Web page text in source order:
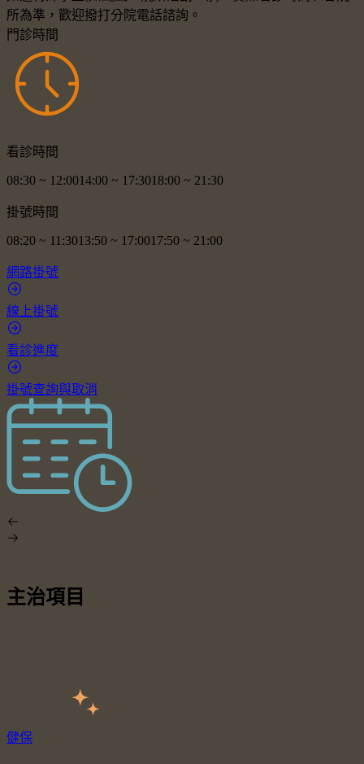
所為準，歡迎撥打分院電話諮詢。
門診時間
看診時間
08:30 ~ 12:0014:00 ~ 17:3018:00 ~ 21:30
掛號時間
08:20 ~ 11:3013:50 ~ 17:0017:50 ~ 21:00
網路掛號
線上掛號
看診進度
掛號查詢與取消
主治項目
健保